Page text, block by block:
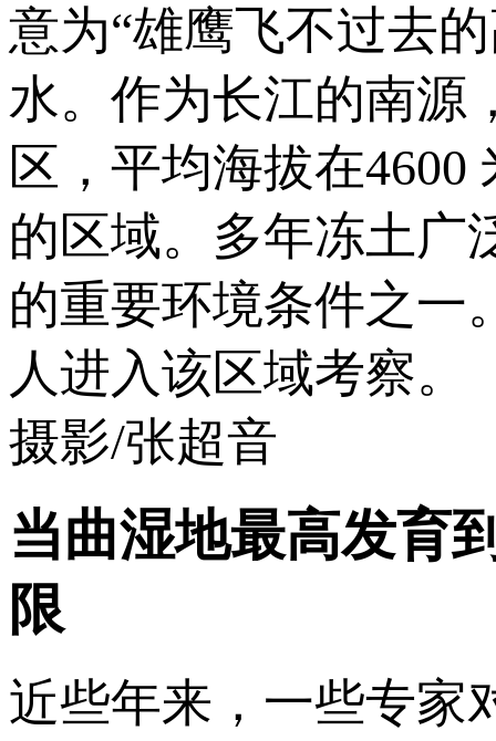
意为“雄鹰飞不过去
水。作为长江的南源
区，平均海拔在
的区域。多年冻土广
的重要环境条件之一
人进入该区域考察。
摄影/张超音
当曲湿地最高发育
限
近些年来，一些专家